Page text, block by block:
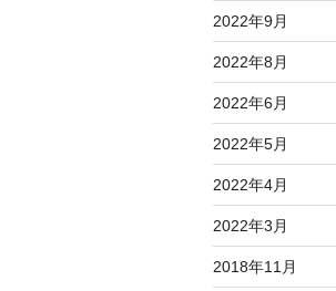
2022年9月
2022年8月
2022年6月
2022年5月
2022年4月
2022年3月
2018年11月